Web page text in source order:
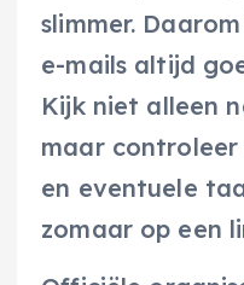
slimmer.
e-mails altijd
Kijk niet alleen
maar controleer
en eventuele
zomaar op een